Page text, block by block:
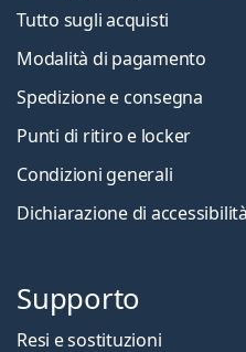
Tutto sugli acquisti
Modalità di pagamento
Spedizione e consegna
Punti di ritiro e locker
Condizioni generali
Dichiarazione di
Supporto
Resi e sostituzioni